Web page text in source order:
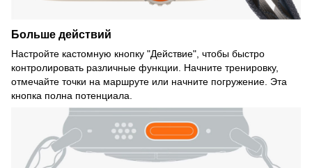
Больше действий
Настройте кастомную кнопку "Действие", чтобы быстро
контролировать различные функции. Начните тренировку,
отмечайте точки на маршруте или начните погружение. Эта
кнопка полна потенциала.